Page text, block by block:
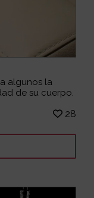
algunos la
de su cuerpo.
28